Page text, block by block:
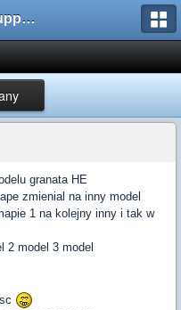
AMXX.pl: Support AMX Mod X i SourceMod
granata HE
zmienial na inny model
1 na kolejny inny i tak w
2 model 3 model